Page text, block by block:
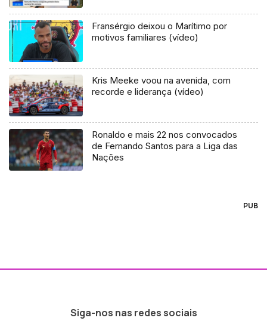
Fransérgio deixou o Marítimo por
motivos familiares (vídeo)
Kris Meeke voou na avenida, com
recorde e liderança (vídeo)
Ronaldo e mais 22 nos convocados
de Fernando Santos para a Liga das
Nações
PUB
Siga-nos nas redes sociais